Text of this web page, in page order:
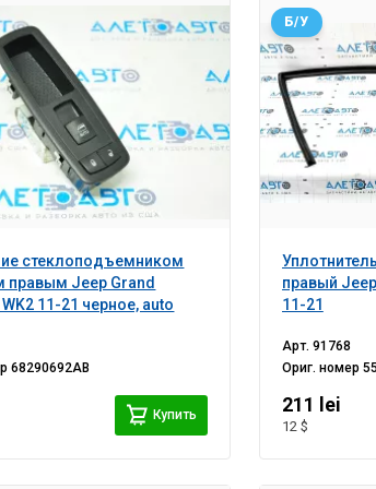
стеклоподъемником
правым Jeep Grand
11-21 черное, auto
68290692AB
Купить
правый
11-21
Б/У
Арт. 91768
Ориг. номер
211 lei
12 $